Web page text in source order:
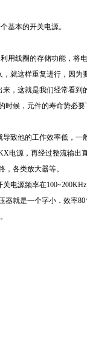
基本的开关电源。
线圈的存储功能，将
就这样重复进行，因为
，这就是我们经常看到
候，元件的寿命势必要
致他的工作效率低，一
电源，再经过整流输出
各类放大器等。
电源频率在
就是一个字小．效率